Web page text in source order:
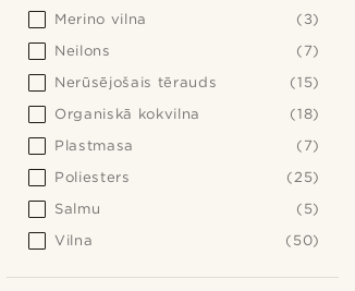
Merino vilna
(3)
Neilons
(7)
Nerūsējošais tērauds
(15)
Organiskā kokvilna
(18)
Plastmasa
(7)
Poliesters
(25)
Salmu
(5)
Vilna
(50)